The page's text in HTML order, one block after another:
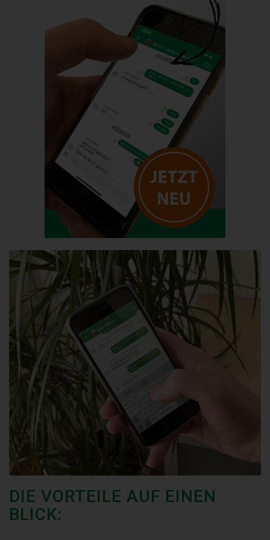
DIE VORTEILE AUF EINEN
BLICK: